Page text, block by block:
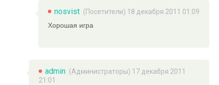
nosvist (Посетители) 18 декабря 2011 01:09
Хорошая игра
admin (Администраторы) 17 декабря 2011
21:01